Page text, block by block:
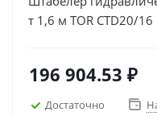
т 1,6 м TOR CTD20/16
196 904.53 ₽
Достаточно